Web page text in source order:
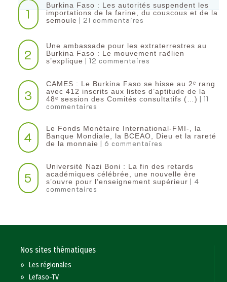
1
Burkina Faso : Les autorités suspendent les
importations de la farine, du couscous et de la
semoule | 21 commentaires
2
Une ambassade pour les extraterrestres au
Burkina Faso : Le mouvement raëlien
s’explique | 12 commentaires
3
CAMES : Le Burkina Faso se hisse au 2ᵉ rang
avec 412 inscrits aux listes d’aptitude de la
48ᵉ session des Comités consultatifs (…) | 11
commentaires
4
Le Fonds Monétaire International-FMI-, la
Banque Mondiale, la BCEAO, Dieu et la rareté
de la monnaie | 6 commentaires
5
Université Nazi Boni : La fin des retards
académiques célébrée, une nouvelle ère
s’ouvre pour l’enseignement supérieur | 4
commentaires
Nos sites thématiques
»Les régionales
»Lefaso-TV